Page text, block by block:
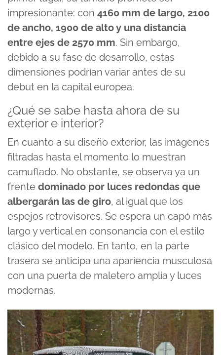
impresionante: con 4160 mm de largo, 2100
de ancho, 1900 de alto y una distancia
entre ejes de 2570 mm. Sin embargo,
debido a su fase de desarrollo, estas
dimensiones podrían variar antes de su
debut en la capital europea.
¿Qué se sabe hasta ahora de su
exterior e interior?
En cuanto a su diseño exterior, las imágenes
filtradas hasta el momento lo muestran
camuflado. No obstante, se observa ya un
frente dominado por luces redondas que
albergarán las de giro, al igual que los
espejos retrovisores. Se espera un capó más
largo y vertical en consonancia con el estilo
clásico del modelo. En tanto, en la parte
trasera se anticipa una apariencia musculosa
con una puerta de maletero amplia y luces
modernas.